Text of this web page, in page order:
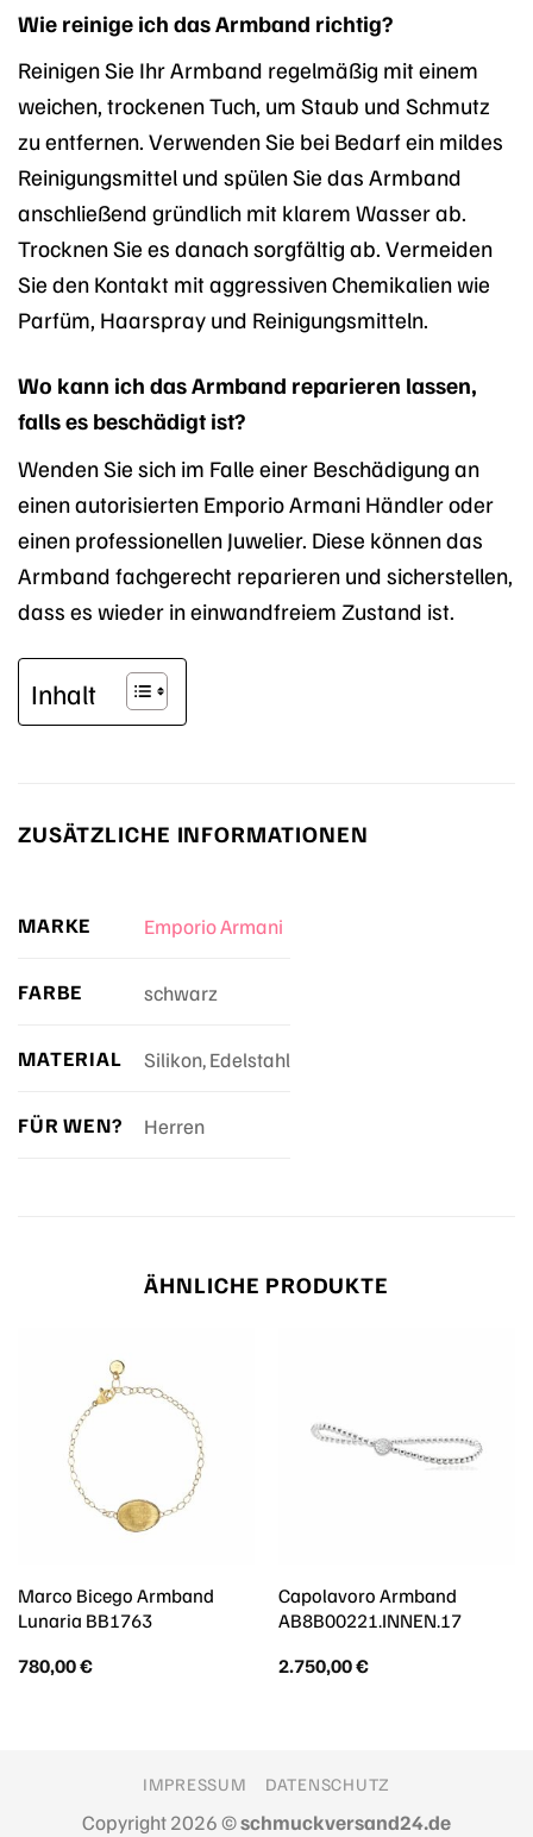
Wie reinige ich das Armband richtig?
Reinigen Sie Ihr Armband regelmäßig mit einem
weichen, trockenen Tuch, um Staub und Schmutz
zu entfernen. Verwenden Sie bei Bedarf ein mildes
Reinigungsmittel und spülen Sie das Armband
anschließend gründlich mit klarem Wasser ab.
Trocknen Sie es danach sorgfältig ab. Vermeiden
Sie den Kontakt mit aggressiven Chemikalien wie
Parfüm, Haarspray und Reinigungsmitteln.
Wo kann ich das Armband reparieren lassen,
falls es beschädigt ist?
Wenden Sie sich im Falle einer Beschädigung an
einen autorisierten Emporio Armani Händler oder
einen professionellen Juwelier. Diese können das
Armband fachgerecht reparieren und sicherstellen,
dass es wieder in einwandfreiem Zustand ist.
Inhalt
ZUSÄTZLICHE INFORMATIONEN
MARKE Emporio Armani
FARBE schwarz
MATERIAL Silikon, Edelstahl
FÜR WEN? Herren
ÄHNLICHE PRODUKTE
Marco Bicego Armband
Lunaria BB1763
780,00€
Capolavoro Armband
AB8B00221.INNEN.17
2.750,00€
IMPRESSUM DATENSCHUTZ
Copyright 2026 ©schmuckversand24.de